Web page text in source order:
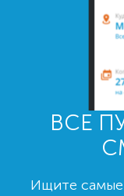
ВСЕ
Ищите самые